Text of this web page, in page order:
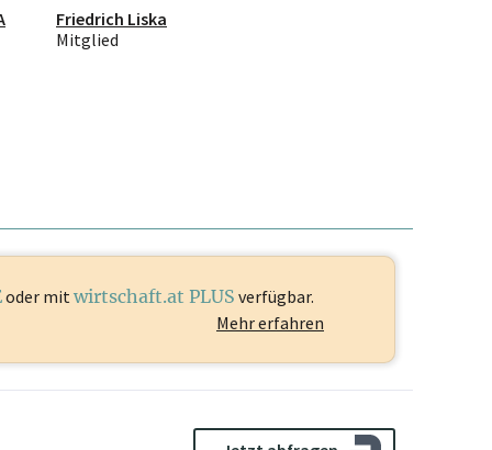
Friedrich Liska
Mitglied
oder mitwirtschaft.at PLUS verfügbar.
Mehr erfahren